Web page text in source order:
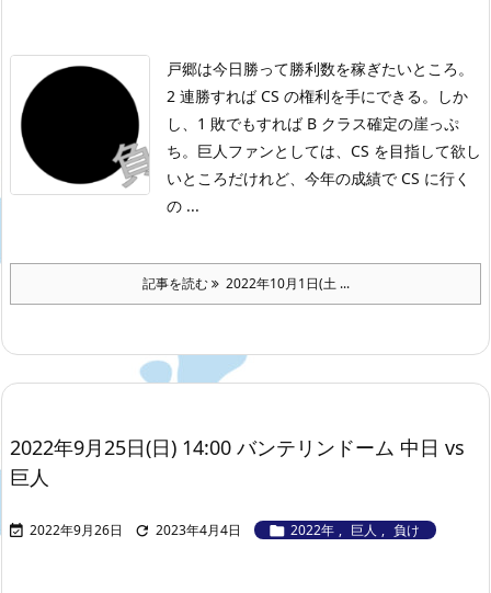
戸郷は今日勝って勝利数を稼ぎたいところ。
2 連勝すれば CS の権利を手にできる。しか
し、1 敗でもすれば B クラス確定の崖っぷ
ち。巨人ファンとしては、CS を目指して欲し
いところだけれど、今年の成績で CS に行く
の ...
記事を読む 2022年10月1日(土 ...
2022年9月25日(日) 14:00 バンテリンドーム 中日 vs
巨人
 2022年9月26日  2023年4月4日  2022年 , 巨人 , 負け